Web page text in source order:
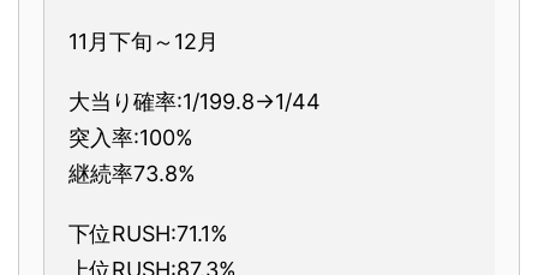
11月下旬～12月
大当り確率:1/199.8→1/44
突入率:100%
継続率73.8%
下位RUSH:71.1%
上位RUSH:87.3%